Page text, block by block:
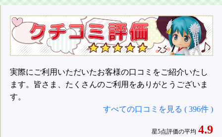
実際にご利用いただいたお客様の口コミをご紹介いたし
ます。皆さま、たくさんのご利用をありがとうございま
す。
すべての口コミを見る ( 396件 )
星5点評価の平均 4.9